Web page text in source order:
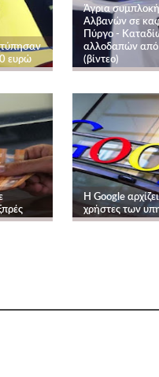
ευρώ
Άγρια
Αλβανών σε
Πύργο -
αλλοδαπών από
(βίντεο)
Η Google
χρήστες των